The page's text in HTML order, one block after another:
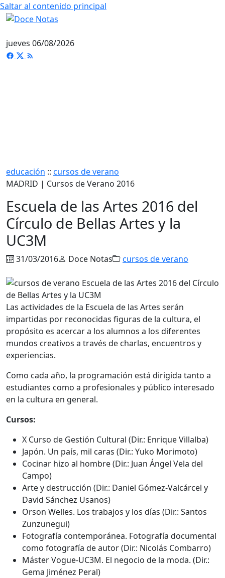
Saltar al contenido principal
jueves 06/08/2026
educación :: cursos de verano
MADRID | Cursos de Verano 2016
Escuela de las Artes 2016 del
Círculo de Bellas Artes y la
UC3M
31/03/2016 Doce Notas cursos de verano
Las actividades de la Escuela de las Artes serán
impartidas por reconocidas figuras de la cultura, el
propósito es acercar a los alumnos a los diferentes
mundos creativos a través de charlas, encuentros y
experiencias.
Como cada año, la programación está dirigida tanto a
estudiantes como a profesionales y público interesado
en la cultura en general.
Cursos:
X Curso de Gestión Cultural (Dir.: Enrique Villalba)
Japón. Un país, mil caras (Dir.: Yuko Morimoto)
Cocinar hizo al hombre (Dir.: Juan Ángel Vela del
Campo)
Arte y destrucción (Dir.: Daniel Gómez-Valcárcel y
David Sánchez Usanos)
Orson Welles. Los trabajos y los días (Dir.: Santos
Zunzunegui)
Fotografía contemporánea. Fotografía documental
como fotografía de autor (Dir.: Nicolás Combarro)
Máster Vogue-UC3M. El negocio de la moda. (Dir.:
Gema Jiménez Peral)